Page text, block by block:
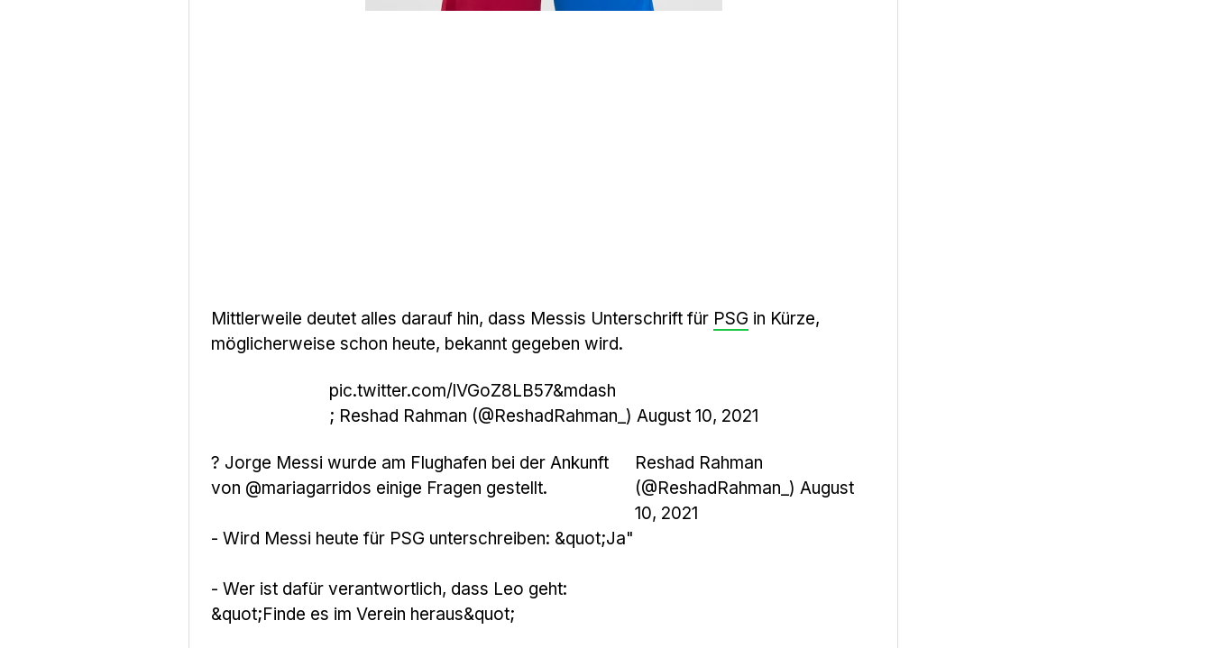
Mittlerweile deutet alles darauf hin, dass Messis Unterschrift für PSG in Kürze,
möglicherweise schon heute, bekannt gegeben wird.
pic.twitter.com/lVGoZ8LB57&mdash
; Reshad Rahman (@ReshadRahman_) August 10, 2021
? Jorge Messi wurde am Flughafen bei der Ankunft
von @mariagarridos einige Fragen gestellt.
- Wird Messi heute für PSG unterschreiben: &quot;Ja"
- Wer ist dafür verantwortlich, dass Leo geht:
&quot;Finde es im Verein heraus&quot;
Reshad Rahman
(@ReshadRahman_) August
10, 2021